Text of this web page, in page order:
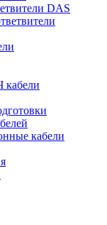
DAS
кабели
кабели